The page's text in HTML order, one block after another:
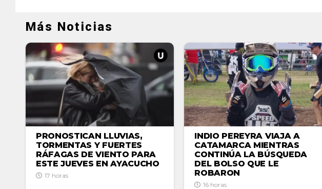
Más Noticias
PRONOSTICAN LLUVIAS,
TORMENTAS Y FUERTES
RÁFAGAS DE VIENTO PARA
ESTE JUEVES EN AYACUCHO
17 horas
INDIO PEREYRA VIAJA A
CATAMARCA MIENTRAS
CONTINÚA LA BÚSQUEDA
DEL BOLSO QUE LE
ROBARON
16 horas